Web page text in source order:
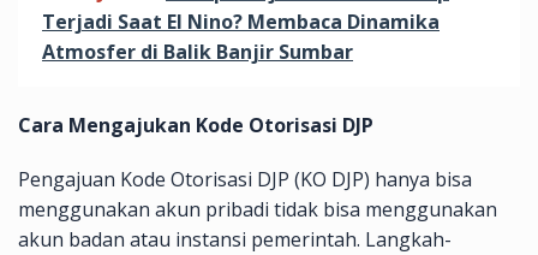
Terjadi Saat El Nino? Membaca Dinamika
Atmosfer di Balik Banjir Sumbar
Cara Mengajukan Kode Otorisasi DJP
Pengajuan Kode Otorisasi DJP (KO DJP) hanya bisa
menggunakan akun pribadi tidak bisa menggunakan
akun badan atau instansi pemerintah. Langkah-